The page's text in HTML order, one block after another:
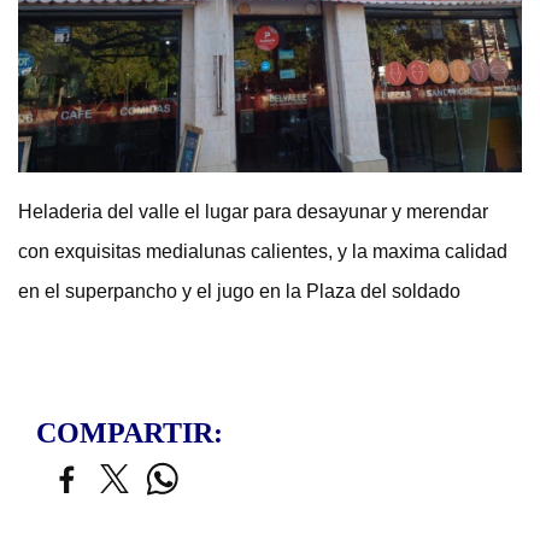
Heladeria del valle el lugar para desayunar y merendar
con exquisitas medialunas calientes, y la maxima calidad
en el superpancho y el jugo en la Plaza del soldado
COMPARTIR: